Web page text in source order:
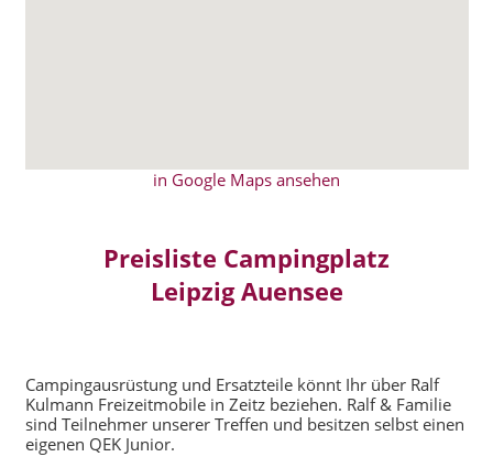
in Google Maps ansehen
Preisliste Campingplatz
Leipzig Auensee
Campingausrüstung und Ersatzteile könnt Ihr über Ralf
Kulmann Freizeitmobile in Zeitz beziehen. Ralf & Familie
sind Teilnehmer unserer Treffen und besitzen selbst einen
eigenen QEK Junior.